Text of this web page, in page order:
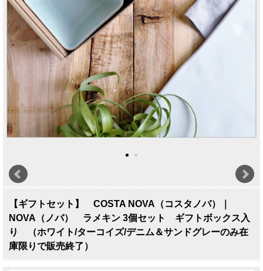
【ギフトセット】 COSTA NOVA（コスタノバ）｜
NOVA（ノバ） ラメキン 3個セット ギフトボックス入
り （ホワイト/ターコイズ/デニム＆サンドグレーのみ在
庫限りで販売終了）